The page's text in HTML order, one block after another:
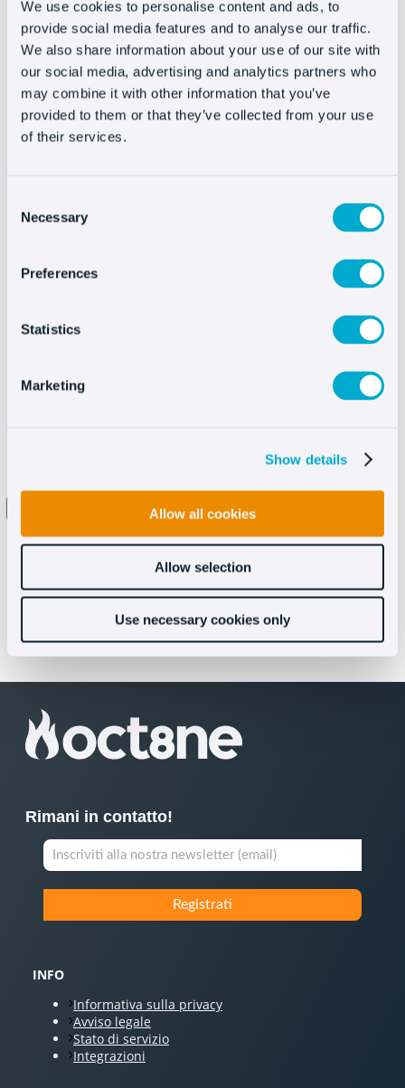
We use cookies to personalise content and ads, to
provide social media features and to analyse our traffic.
We also share information about your use of our site with
our social media, advertising and analytics partners who
may combine it with other information that you’ve
provided to them or that they’ve collected from your use
of their services.
Selection
Necessary
Preferences
Statistics
Marketing
Show details
Allow all cookies
Allow selection
Use necessary cookies only
Scopri i benefici che
Ho letto e accetto i termini e le condizioni dell
informativa sulla privacy
Rimani in contatto!
INFO
Informativa sulla privacy
Avviso legale
Stato di servizio
Integrazioni